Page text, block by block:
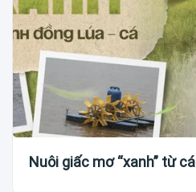
Nuôi giấc mơ “xanh” từ